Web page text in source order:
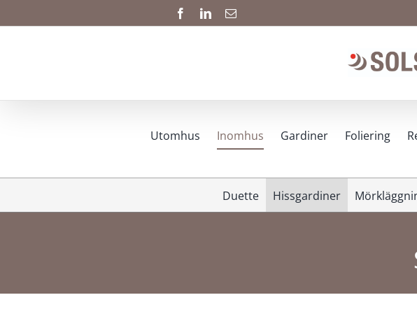
till
Duette Hissgardiner
FacebookLinkedIn
E-
post
Utomhus Inomhus Gardiner Foliering